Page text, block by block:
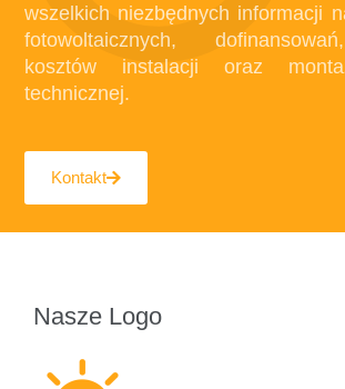
wszelkich niezbędnych informacji
fotowoltaicznych,
kosztów instalacji oraz
technicznej.
Kontakt
Nasze Logo